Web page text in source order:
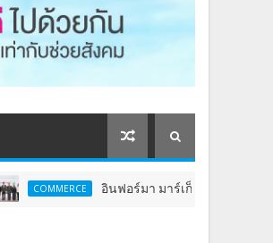
อินฟอร์มา มาร์เก็ตส์ ผนึกเครือข่ายธุรกิจท่องเที่ยว